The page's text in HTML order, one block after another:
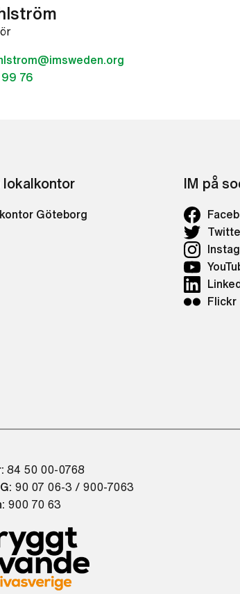
76
lokalkontor
Göteborg
IM på
Flickr
84 50 00-0768
90 07 06-3 / 900-7063
900 70 63